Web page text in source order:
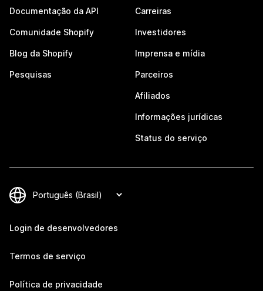
Documentação da API
Comunidade Shopify
Blog da Shopify
Pesquisas
Carreiras
Investidores
Imprensa e mídia
Parceiros
Afiliados
Informações jurídicas
Status do serviço
Login de desenvolvedores
Termos de serviço
Política de privacidade